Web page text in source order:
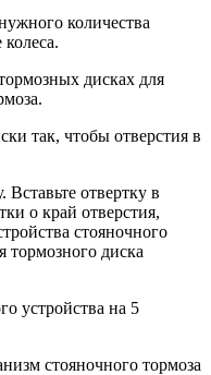
количества
дисках для
так, чтобы отверстия в
отвертку в
о край отверстия,
стояночного
тормозного диска
устройства на 5
стояночного тормоза